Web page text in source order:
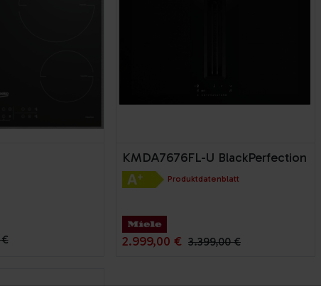
KMDA7676FL-U BlackPerfection
Produktdatenblatt
2.999,00 € 3.399,00€